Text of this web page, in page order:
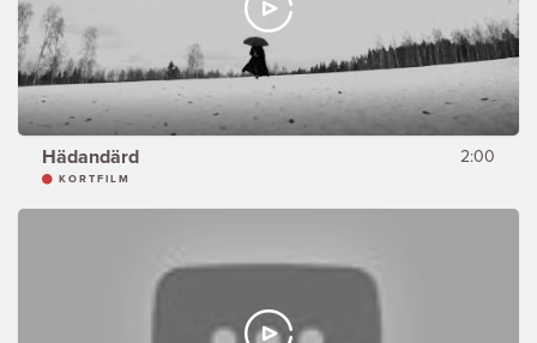
Hädandärd 2:00
KORTFILM